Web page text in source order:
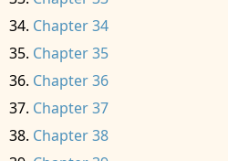
Chapter 34
Chapter 35
Chapter 36
Chapter 37
Chapter 38